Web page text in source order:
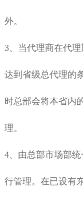
外。
3、当代理商在代
达到省级总代理的
时总部会将本省内
理。
4、由总部市场部
行管理。在已设有